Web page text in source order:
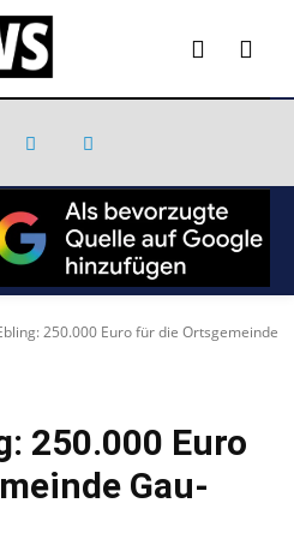
250.000 Euro für die Ortsgemeinde
250.000 Euro
Gau-